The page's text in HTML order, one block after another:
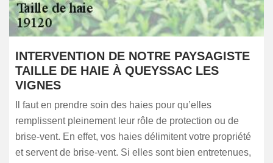
INTERVENTION DE NOTRE PAYSAGISTE
TAILLE DE HAIE À QUEYSSAC LES
VIGNES
Il faut en prendre soin des haies pour qu’elles
remplissent pleinement leur rôle de protection ou de
brise-vent. En effet, vos haies délimitent votre propriété
et servent de brise-vent. Si elles sont bien entretenues,